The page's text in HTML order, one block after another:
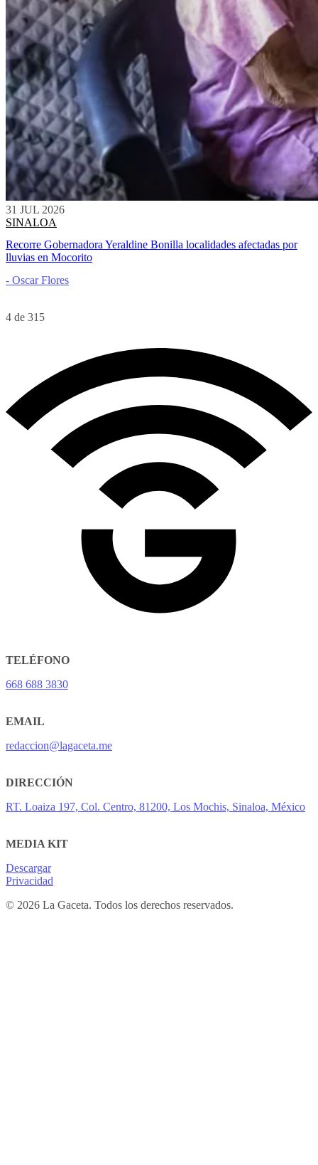
31 JUL 2026
SINALOA
Recorre Gobernadora Yeraldine Bonilla localidades afectadas por
lluvias en Mocorito
- Oscar Flores
4 de 315
TELÉFONO
668 688 3830
EMAIL
redaccion@lagaceta.me
DIRECCIÓN
RT. Loaiza 197, Col. Centro, 81200, Los Mochis, Sinaloa, México
MEDIA KIT
Descargar
Privacidad
© 2026 La Gaceta. Todos los derechos reservados.